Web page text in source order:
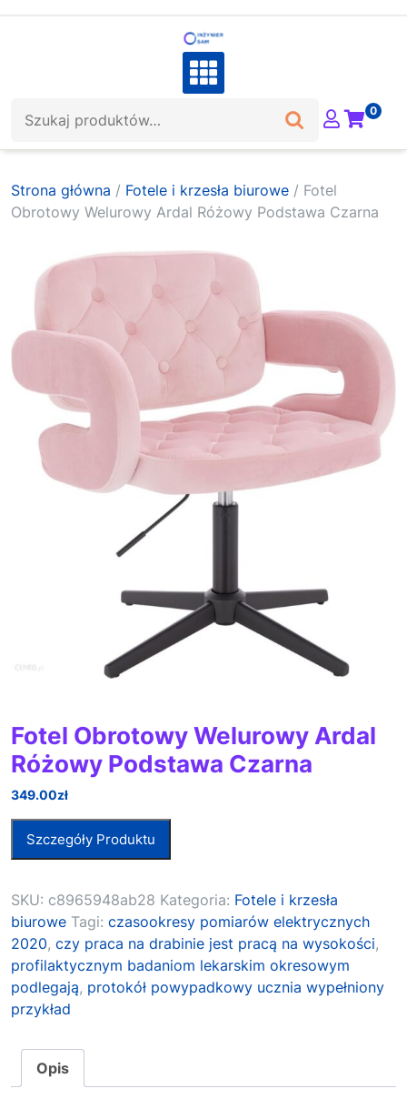
0
Strona główna / Fotele i krzesła biurowe / Fotel
Obrotowy Welurowy Ardal Różowy Podstawa Czarna
Fotel Obrotowy Welurowy Ardal
Różowy Podstawa Czarna
349.00zł
Szczegóły Produktu
SKU: c8965948ab28 Kategoria: Fotele i krzesła
biurowe Tagi: czasookresy pomiarów elektrycznych
2020, czy praca na drabinie jest pracą na wysokości,
profilaktycznym badaniom lekarskim okresowym
podlegają, protokół powypadkowy ucznia wypełniony
przykład
Opis